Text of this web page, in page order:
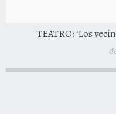
TEATRO: ‘Los